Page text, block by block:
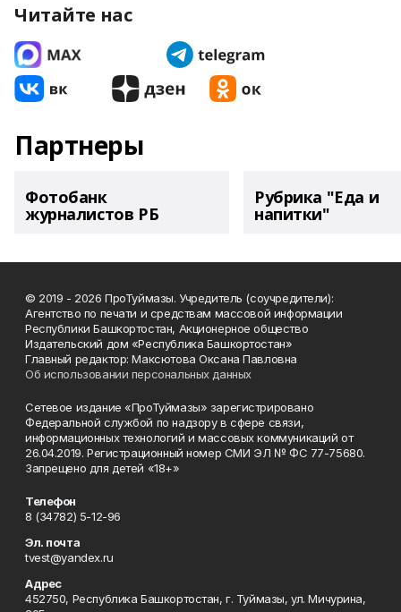
Читайте нас
Партнеры
Фотобанк
журналистов РБ
Рубрика "Еда и
напитки"
© 2019 - 2026 ПроТуймазы. Учредитель (соучредители):
Агентство по печати и средствам массовой информации
Республики Башкортостан, Акционерное общество
Издательский дом «Республика Башкортостан»
Главный редактор: Максютова Оксана Павловна
Об использовании персональных данных
Сетевое издание «ПроТуймазы» зарегистрировано
Федеральной службой по надзору в сфере связи,
информационных технологий и массовых коммуникаций от
26.04.2019. Регистрационный номер СМИ ЭЛ № ФС 77-75680.
Запрещено для детей «18+»
Телефон
8 (34782) 5-12-96
Эл. почта
tvest@yandex.ru
Адрес
452750, Республика Башкортостан, г. Туймазы, ул. Мичурина,